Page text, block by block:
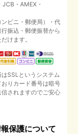
JCB・AMEX・
ビニ・郵便局）・代
振込・郵便振替から
けます。
SSLというシステム
おりカード番号は暗号
されますのでご安心
保護について